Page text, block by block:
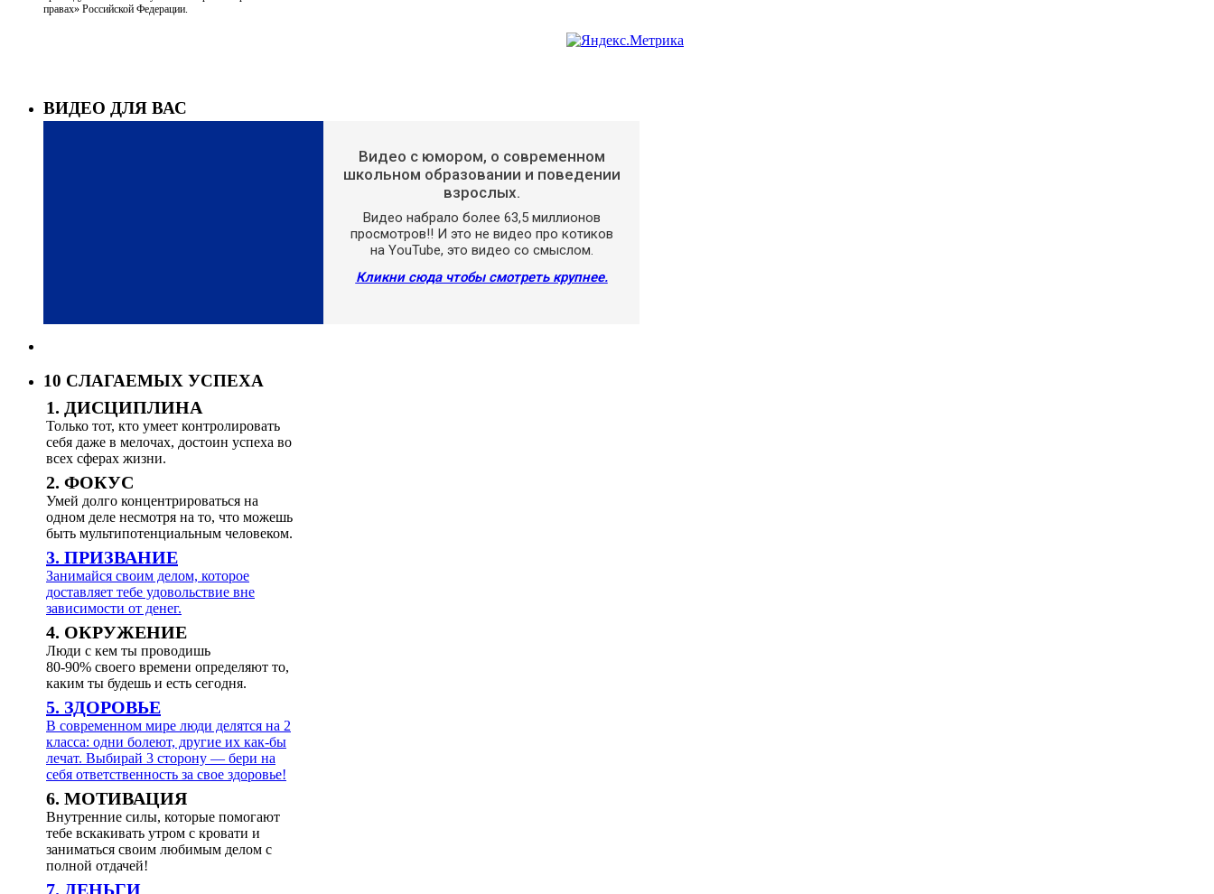
правах» Российской Федерации.
ВИДЕО ДЛЯ ВАС
Видео с юмором, о современном
школьном образовании и поведении
взрослых.
Видео набрало более 63,5 миллионов
просмотров!! И это не видео про котиков
на YouTube, это видео со смыслом.
Кликни сюда чтобы смотреть крупнее.
10 СЛАГАЕМЫХ УСПЕХА
1. ДИСЦИПЛИНА
Только тот, кто умеет контролировать
себя даже в мелочах, достоин успеха во
всех сферах жизни.
2. ФОКУС
Умей долго концентрироваться на
одном деле несмотря на то, что можешь
быть мультипотенциальным человеком.
3. ПРИЗВАНИЕ
Занимайся своим делом, которое
доставляет тебе удовольствие вне
зависимости от денег.
4. ОКРУЖЕНИЕ
Люди с кем ты проводишь
80-90% своего времени определяют то,
каким ты будешь и есть сегодня.
5. ЗДОРОВЬЕ
В современном мире люди делятся на 2
класса: одни болеют, другие их как-бы
лечат. Выбирай 3 сторону — бери на
себя ответственность за свое здоровье!
6. МОТИВАЦИЯ
Внутренние силы, которые помогают
тебе вскакивать утром с кровати и
заниматься своим любимым делом с
полной отдачей!
7. ДЕНЬГИ